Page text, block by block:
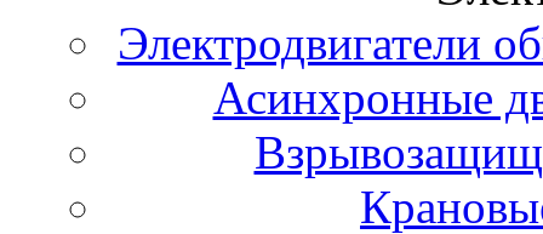
Электродвигатели
Асинхронные